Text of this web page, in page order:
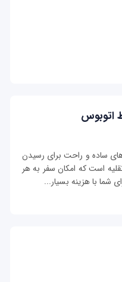
اتوبوس
ساده و راحت برای رسیدن
است که امکان سفر به هر
شما با هزینه بسیار...